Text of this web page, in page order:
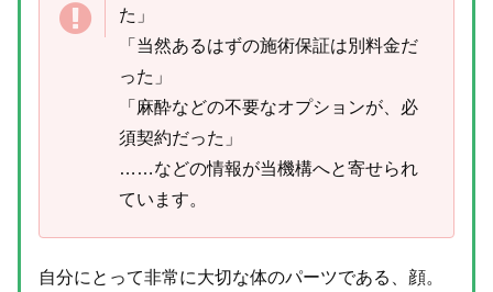
た」
「当然あるはずの施術保証は別料金だ
った」
「麻酔などの不要なオプションが、必
須契約だった」
……などの情報が当機構へと寄せられ
ています。
自分にとって非常に大切な体のパーツである、顔。